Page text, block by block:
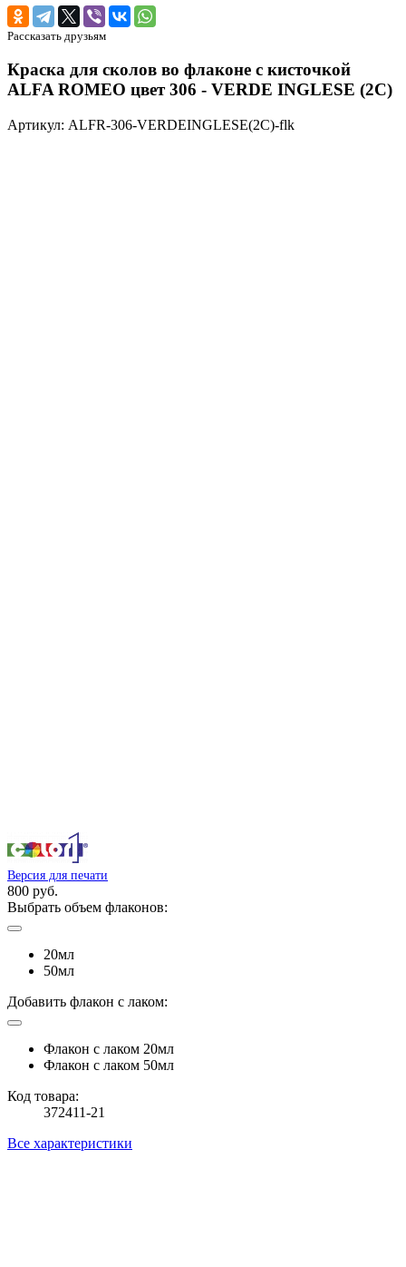
Рассказать друзьям
Краска для сколов во флаконе с кисточкой
ALFA ROMEO цвет 306 - VERDE INGLESE (2C)
Артикул: ALFR-306-VERDEINGLESE(2C)-flk
Версия для печати
800 руб.
Выбрать объем флаконов:
20мл
50мл
Добавить флакон с лаком:
Флакон с лаком 20мл
Флакон с лаком 50мл
Код товара:
372411-21
Все характеристики